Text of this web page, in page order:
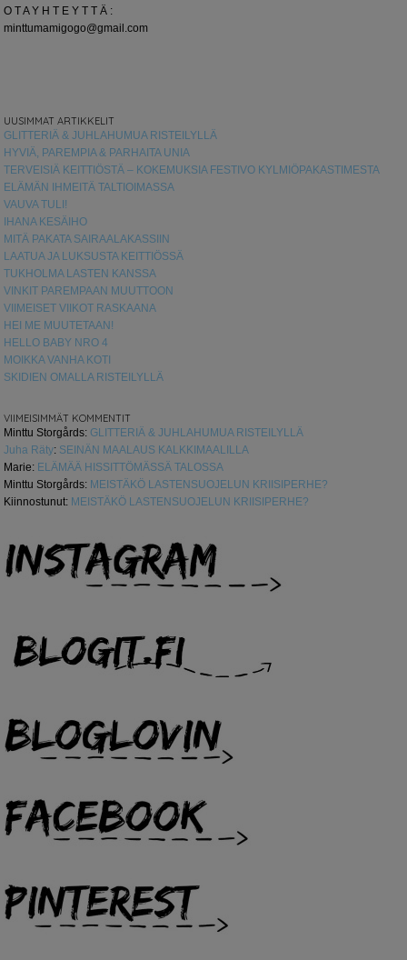
O T A Y H T E Y T T Ä :
minttumamigogo@gmail.com
UUSIMMAT ARTIKKELIT
GLITTERIÄ & JUHLAHUMUA RISTEILYLLÄ
HYVIÄ, PAREMPIA & PARHAITA UNIA
TERVEISIÄ KEITTIÖSTÄ – KOKEMUKSIA FESTIVO KYLMIÖPAKASTIMESTA
ELÄMÄN IHMEITÄ TALTIOIMASSA
VAUVA TULI!
IHANA KESÄIHO
MITÄ PAKATA SAIRAALAKASSIIN
LAATUA JA LUKSUSTA KEITTIÖSSÄ
TUKHOLMA LASTEN KANSSA
VINKIT PAREMPAAN MUUTTOON
VIIMEISET VIIKOT RASKAANA
HEI ME MUUTETAAN!
HELLO BABY NRO 4
MOIKKA VANHA KOTI
SKIDIEN OMALLA RISTEILYLLÄ
VIIMEISIMMÄT KOMMENTIT
Minttu Storgårds: GLITTERIÄ & JUHLAHUMUA RISTEILYLLÄ
Juha Räty: SEINÄN MAALAUS KALKKIMAALILLA
Marie: ELÄMÄÄ HISSITTÖMÄSSÄ TALOSSA
Minttu Storgårds: MEISTÄKÖ LASTENSUOJELUN KRIISIPERHE?
Kiinnostunut: MEISTÄKÖ LASTENSUOJELUN KRIISIPERHE?